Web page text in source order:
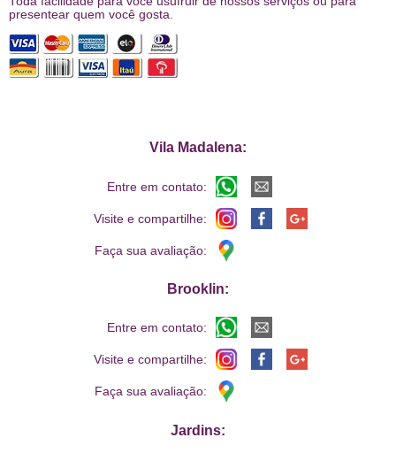
presentear quem você gosta.
Vila Madalena:
Entre em contato:
Visite e compartilhe:
Faça sua avaliação:
Brooklin:
Entre em contato:
Visite e compartilhe:
Faça sua avaliação:
Jardins: